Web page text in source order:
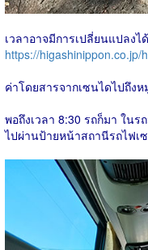
เวลาอาจมีการเปลี่ยนแปลง
https://higashinippon.co.jp/
ค่าโดยสารจากเซนไดไปถึง
พอถึงเวลา 8:30 รถก็มา ใน
ไปผ่านป้ายหน้าสถานีรถไฟ